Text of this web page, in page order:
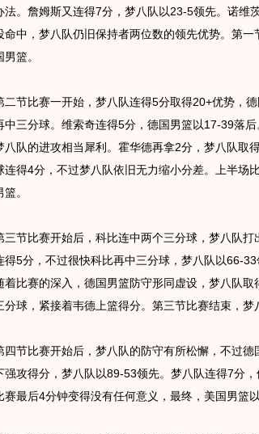
法。詹姆斯又连得7分，梦八队以23-5领先。诺维
命中，梦八队仍旧保持者两位数的领先优势。第
篮。
比赛一开始，梦八队连得5分取得20+优势，德
中三分球。维索奇连得5分，德国男篮以17-39落
八队的进攻相当犀利。霍华德再拿2分，梦八队取
连得4分，不过梦八队依旧无力缩小分差。上半场
。
比赛开始后，科比连中两个三分球，梦八队打
得5分，不过很快科比再中三分球，梦八队以66-
着比赛的深入，德国男篮防守形同虚设，梦八队
分球，紧接着韦德上篮得分。第三节比赛结束，梦
比赛开始后，梦八队的防守有所松懈，不过德
强攻得分，梦八队以89-53领先。梦八队连得7分
赛最后4分钟变得没有任何意义，最终，美国男篮